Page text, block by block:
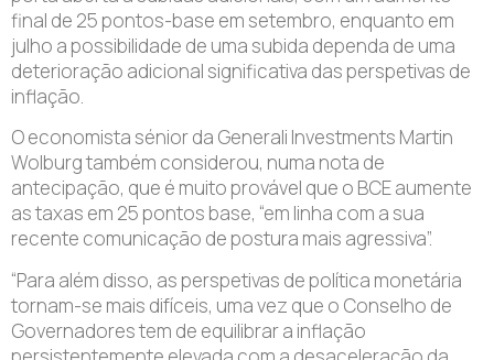
final de 25 pontos-base em setembro, enquanto em
julho a possibilidade de uma subida dependa de uma
deterioração adicional significativa das perspetivas de
inflação.
O economista sénior da Generali Investments Martin
Wolburg também considerou, numa nota de
antecipação, que é muito provável que o BCE aumente
as taxas em 25 pontos base, “em linha com a sua
recente comunicação de postura mais agressiva”.
“Para além disso, as perspetivas de política monetária
tornam-se mais difíceis, uma vez que o Conselho de
Governadores tem de equilibrar a inflação